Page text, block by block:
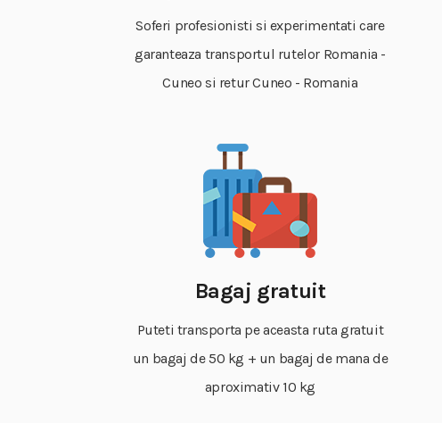
Soferi profesionisti si experimentati care
garanteaza transportul rutelor Romania -
Cuneo si retur Cuneo - Romania
Bagaj gratuit
Puteti transporta pe aceasta ruta gratuit
un bagaj de 50 kg + un bagaj de mana de
aproximativ 10 kg